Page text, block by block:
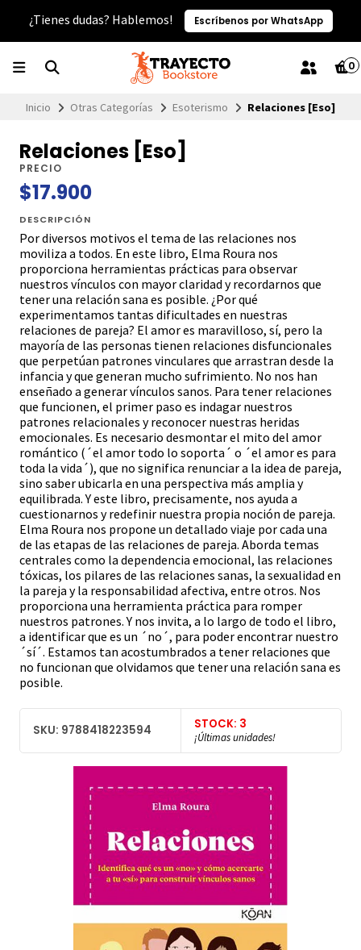
¿Tienes dudas? Hablemos! Escríbenos por WhatsApp
0
Inicio Otras Categorías Esoterismo Relaciones [Eso]
Relaciones [Eso]
PRECIO
$17.900
DESCRIPCIÓN
Por diversos motivos el tema de las relaciones nos
moviliza a todos. En este libro, Elma Roura nos
proporciona herramientas prácticas para observar
nuestros vínculos con mayor claridad y recordarnos que
tener una relación sana es posible. ¿Por qué
experimentamos tantas dificultades en nuestras
relaciones de pareja? El amor es maravilloso, sí, pero la
mayoría de las personas tienen relaciones disfuncionales
que perpetúan patrones vinculares que arrastran desde la
infancia y que generan mucho sufrimiento. No nos han
enseñado a generar vínculos sanos. Para tener relaciones
que funcionen, el primer paso es indagar nuestros
patrones relacionales y reconocer nuestras heridas
emocionales. Es necesario desmontar el mito del amor
romántico (´el amor todo lo soporta´ o ´el amor es para
toda la vida´), que no significa renunciar a la idea de pareja,
sino saber ubicarla en una perspectiva más amplia y
equilibrada. Y este libro, precisamente, nos ayuda a
cuestionarnos y redefinir nuestra propia noción de pareja.
Elma Roura nos propone un detallado viaje por cada una
de las etapas de las relaciones de pareja. Aborda temas
centrales como la dependencia emocional, las relaciones
tóxicas, los pilares de las relaciones sanas, la sexualidad en
la pareja y la responsabilidad afectiva, entre otros. Nos
proporciona una herramienta práctica para romper
nuestros patrones. Y nos invita, a lo largo de todo el libro,
a identificar que es un ´no´, para poder encontrar nuestro
´sí´. Estamos tan acostumbrados a tener relaciones que
no funcionan que olvidamos que tener una relación sana es
posible.
SKU: 9788418223594 STOCK: 3
¡Últimas unidades!